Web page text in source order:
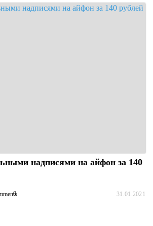
надписями на айфон за 140
0 31.01.2021